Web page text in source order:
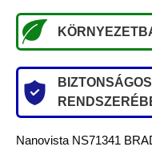
Nanovista NS71341